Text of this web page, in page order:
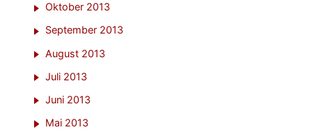
Oktober 2013
September 2013
August 2013
Juli 2013
Juni 2013
Mai 2013